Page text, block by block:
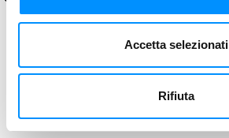
Accetta selezionati
Rifiuta